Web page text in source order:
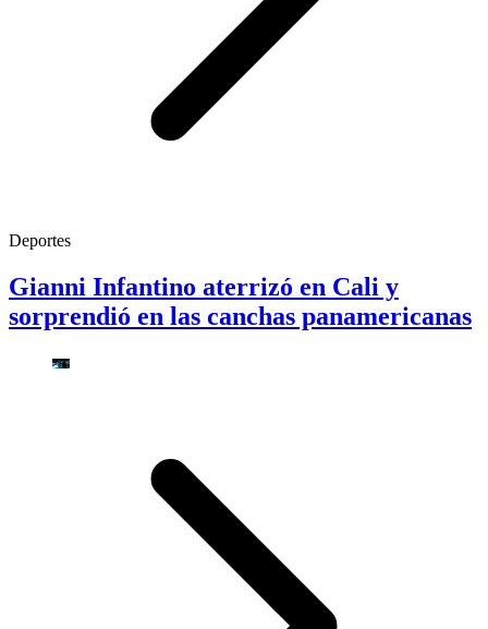
Deportes
Gianni Infantino aterrizó en Cali y
sorprendió en las canchas panamericanas